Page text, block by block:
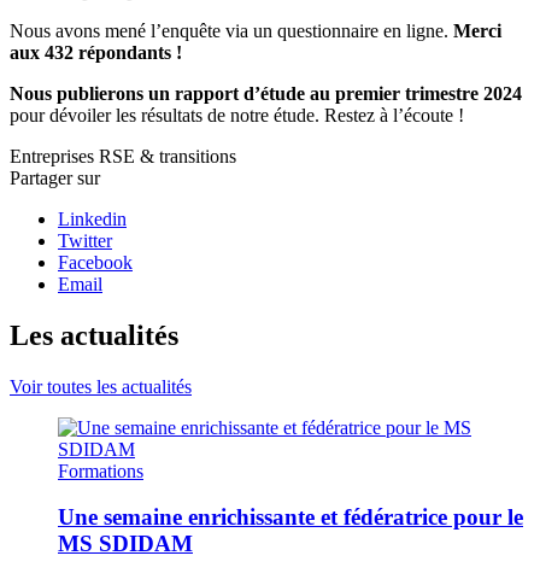
Nous avons mené l’enquête via un questionnaire en ligne. Merci
aux 432 répondants !
Nous publierons un rapport d’étude au premier trimestre 2024
pour dévoiler les résultats de notre étude. Restez à l’écoute !
Entreprises RSE & transitions
Partager sur
Linkedin
Twitter
Facebook
Email
Les actualités
Voir toutes les actualités
Formations
Une semaine enrichissante et fédératrice pour le
MS SDIDAM